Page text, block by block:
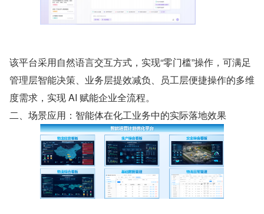
该平台采用自然语言交互方式，实现“零门槛”操作，可满足
管理层智能决策、业务层提效减负、员工层便捷操作的多维
度需求，实现 AI 赋能企业全流程。
二、场景应用：智能体在化工业务中的实际落地效果